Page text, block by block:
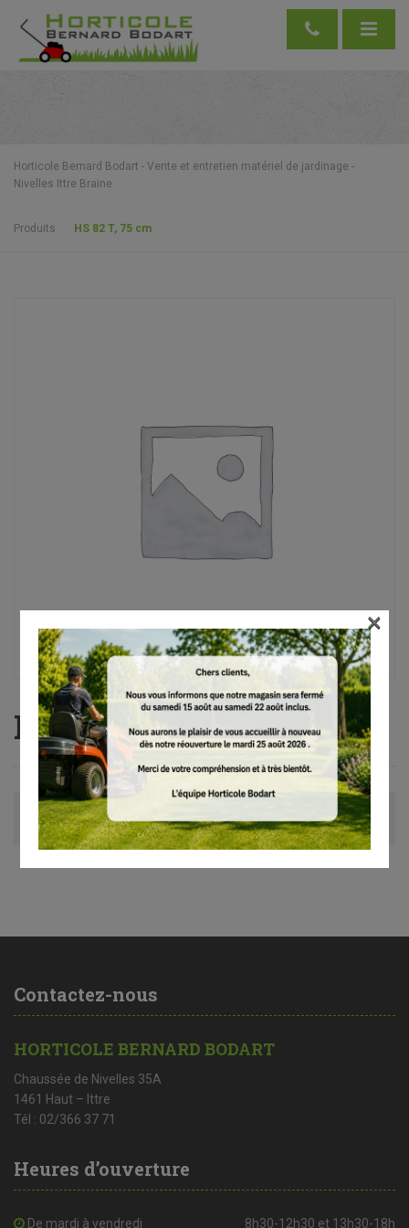
Horticole Bernard Bodart - Vente et entretien matériel de jardinage -
Nivelles Ittre Braine
Produits HS 82 T, 75 cm
HS 82 T, 75 cm
Avis (0)
Contactez-nous
HORTICOLE BERNARD BODART
Chaussée de Nivelles 35A
1461 Haut – Ittre
Tél : 02/366 37 71
Heures d’ouverture
De mardi à vendredi 8h30-12h30 et 13h30-18h
×